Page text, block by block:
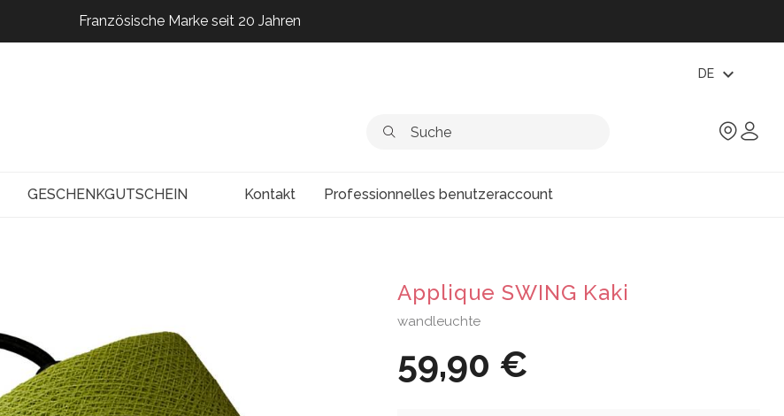
Französische Marke seit 20 Jahren
Französische Marke seit 20 Jahren
DE expand_more
GESCHENKGUTSCHEIN Kontakt Professionnelles benutzeraccount
Applique SWING Kaki
wandleuchte
59,90 €